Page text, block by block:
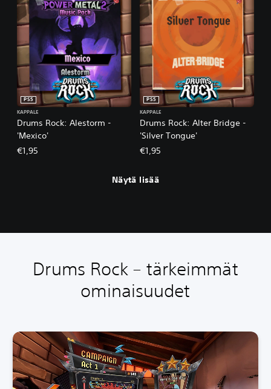
Drums Rock: Alestorm -
'Mexico'
PS5
KAPPALE
€1,95
Drums Rock: Alter Bridge -
'Silver Tongue'
PS5
KAPPALE
€1,95
Näytä lisää
Drums Rock – tärkeimmät
ominaisuudet